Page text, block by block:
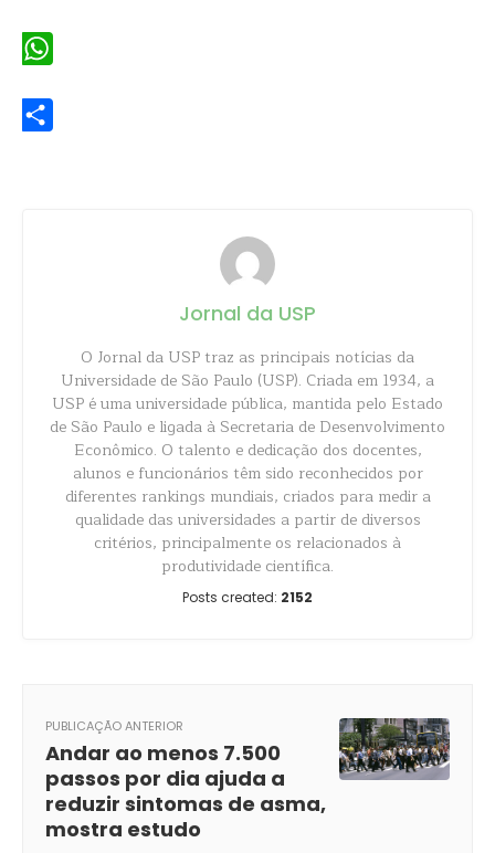
Jornal da USP
O Jornal da USP traz as principais notícias da
Universidade de São Paulo (USP). Criada em 1934, a
USP é uma universidade pública, mantida pelo Estado
de São Paulo e ligada à Secretaria de Desenvolvimento
Econômico. O talento e dedicação dos docentes,
alunos e funcionários têm sido reconhecidos por
diferentes rankings mundiais, criados para medir a
qualidade das universidades a partir de diversos
critérios, principalmente os relacionados à
produtividade científica.
Posts created: 2152
PUBLICAÇÃO ANTERIOR
Andar ao menos 7.500
passos por dia ajuda a
reduzir sintomas de asma,
mostra estudo